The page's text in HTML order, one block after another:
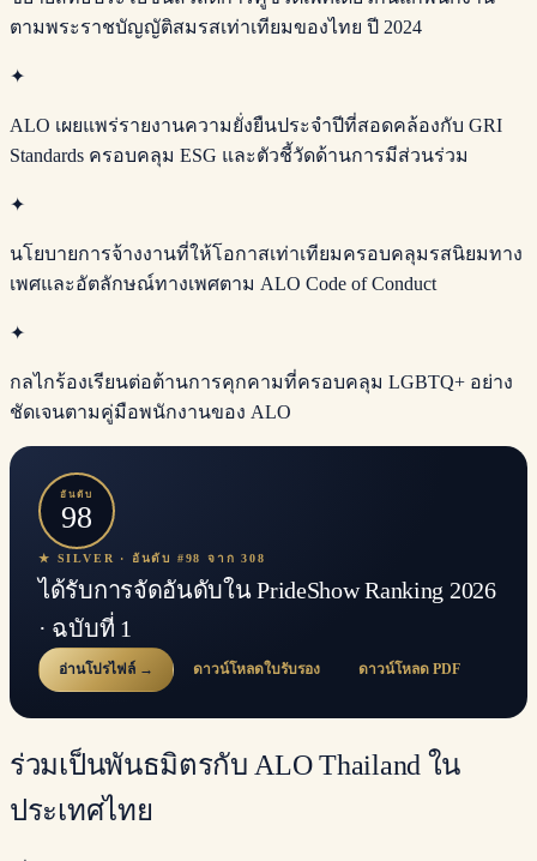
ตามพระราชบัญญัติสมรสเท่าเทียมของไทย ปี 2024
✦
ALO เผยแพร่รายงานความยั่งยืนประจำปีที่สอดคล้องกับ GRI
Standards ครอบคลุม ESG และตัวชี้วัดด้านการมีส่วนร่วม
✦
นโยบายการจ้างงานที่ให้โอกาสเท่าเทียมครอบคลุมรสนิยมทาง
เพศและอัตลักษณ์ทางเพศตาม ALO Code of Conduct
✦
กลไกร้องเรียนต่อต้านการคุกคามที่ครอบคลุม LGBTQ+ อย่าง
ชัดเจนตามคู่มือพนักงานของ ALO
อันดับ
98
★ SILVER · อันดับ #98 จาก 308
ได้รับการจัดอันดับใน PrideShow Ranking 2026
· ฉบับที่ 1
อ่านโปรไฟล์ → ดาวน์โหลดใบรับรอง ดาวน์โหลด PDF
ร่วมเป็นพันธมิตรกับ ALO Thailand ใน
ประเทศไทย